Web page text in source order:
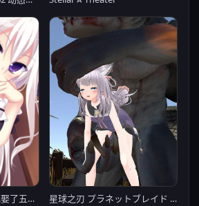
托了未来孩子的福，我娶了五个老婆！？ 星球之刃 プラネットブレイド Ver1.0.1【20221118】